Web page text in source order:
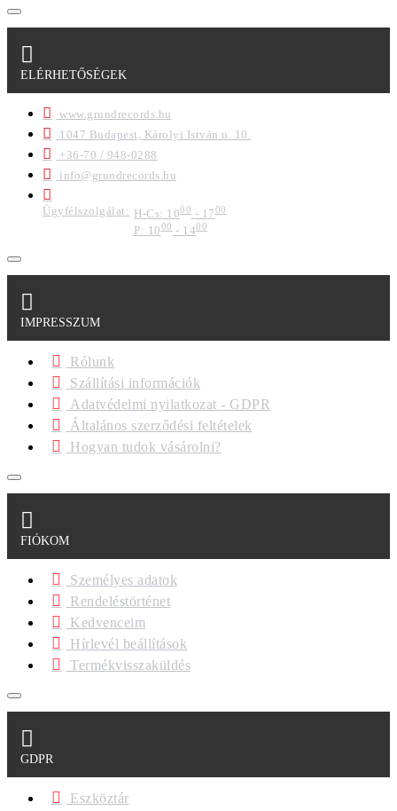
ELÉRHETŐSÉGEK
www.grundrecords.hu
1047 Budapest, Károlyi István u. 10.
+36-70 / 948-0288
info@grundrecords.hu
Ügyfélszolgálat: H-Cs: 1000 - 1700
P: 1000- 1400
IMPRESSZUM
Rólunk
Szállítási információk
Adatvédelmi nyilatkozat - GDPR
Általános szerződési feltételek
Hogyan tudok vásárolni?
FIÓKOM
Személyes adatok
Rendeléstörténet
Kedvenceim
Hírlevél beállítások
Termékvisszaküldés
GDPR
Eszköztár